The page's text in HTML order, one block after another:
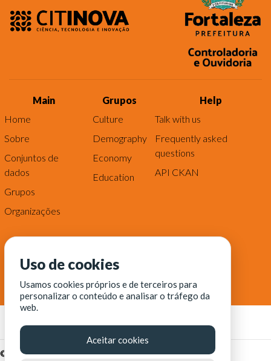
Main
Home
Sobre
Conjuntos de
dados
Grupos
Organizações
Grupos
Culture
Demography
Economy
Education
Help
Talk with us
Frequently asked
questions
API CKAN
© Fortaleza Digital || CITINOVA - Fundação de Ciência,
Uso de cookies
Usamos cookies próprios e de terceiros para
personalizar o conteúdo e analisar o tráfego da
web.
Aceitar cookies